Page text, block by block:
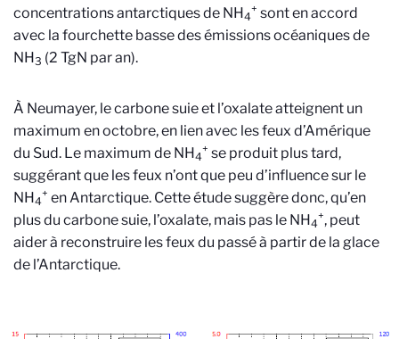
concentrations antarctiques de NH4
+ sont en accord
avec la fourchette basse des émissions océaniques de
NH3 (2 TgN par an).
À Neumayer, le carbone suie et l’oxalate atteignent un
maximum en octobre, en lien avec les feux d’Amérique
du Sud. Le maximum de NH4
+ se produit plus tard,
suggérant que les feux n’ont que peu d’influence sur le
NH4
+ en Antarctique. Cette étude suggère donc, qu’en
plus du carbone suie, l’oxalate, mais pas le NH4
+, peut
aider à reconstruire les feux du passé à partir de la glace
de l’Antarctique.